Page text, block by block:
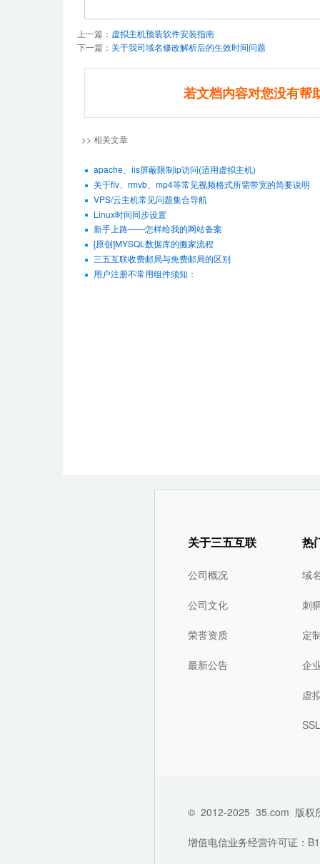
上一篇： 虚拟主机预装软件安装指南
下一篇： 关于我司域名修改解析后的生效时间问题
若文档内容对您没有帮
>> 相关文章
apache、iis屏蔽限制ip访问(适用虚拟主机)
关于flv、rmvb、mp4等常见视频格式所需带宽的简要说明
VPS/云主机常见问题集合导航
Linux时间同步设置
新手上路——怎样给我的网站备案
[原创]MYSQL数据库的搬家流程
三五互联收费邮局与免费邮局的区别
用户注册不常用组件须知：
关于三五互联
公司概况
公司文化
荣誉资质
最新公告
热
域
刺
定
企
虚
© 2012-2025 35.com 版权
增值电信业务经营许可证：